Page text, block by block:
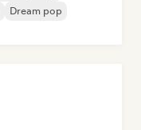
Dream pop